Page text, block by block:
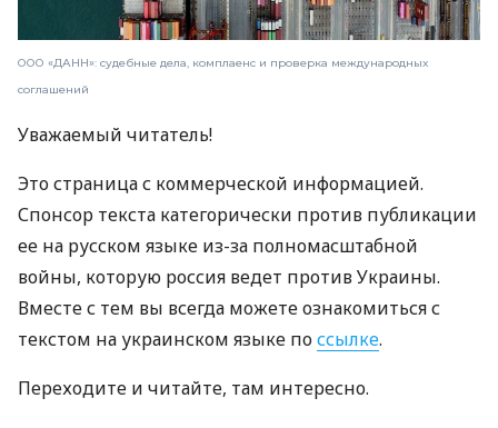
ООО «ДАНН»: судебные дела, комплаенс и проверка международных
соглашений
Уважаемый читатель!
Это страница с коммерческой информацией.
Спонсор текста категорически против публикации
ее на русском языке из-за полномасштабной
войны, которую россия ведет против Украины.
Вместе с тем вы всегда можете ознакомиться с
текстом на украинском языке поссылке.
Переходите и читайте, там интересно.